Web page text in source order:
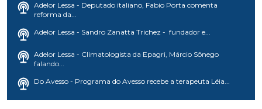
Adelor Lessa - Deputado italiano, Fabio Porta comenta
reforma da...
Adelor Lessa - Sandro Zanatta Trichez - fundador e...
Adelor Lessa - Climatologista da Epagri, Márcio Sônego
falando...
Do Avesso - Programa do Avesso recebe a terapeuta Léia...